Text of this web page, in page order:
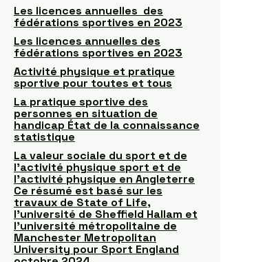
Les licences annuelles des
fédérations sportives en 2023
Les licences annuelles des
fédérations sportives en 2023
Activité physique et pratique
sportive pour toutes et tous
La pratique sportive des
personnes en situation de
handicap État de la connaissance
statistique
La valeur sociale du sport et de
l'activité physique sport et de
l'activité physique en Angleterre
Ce résumé est basé sur les
travaux de State of Life,
l'université de Sheffield Hallam et
l'université métropolitaine de
Manchester Metropolitan
University pour Sport England